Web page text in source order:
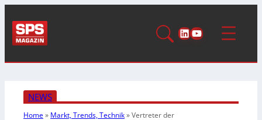
LinkedIn
YouTube
NEWS
Home» Markt, Trends, Technik»Vertreter der